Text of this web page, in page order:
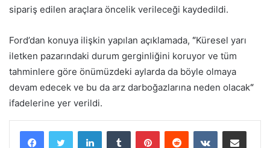
sipariş edilen araçlara öncelik verileceği kaydedildi.
Ford’dan konuya ilişkin yapılan açıklamada, “Küresel yarı
iletken pazarındaki durum gerginliğini koruyor ve tüm
tahminlere göre önümüzdeki aylarda da böyle olmaya
devam edecek ve bu da arz darboğazlarına neden olacak“
ifadelerine yer verildi.